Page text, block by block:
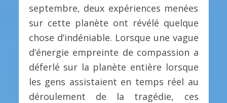
septembre, deux expériences menées
sur cette planète ont révélé quelque
chose d’indéniable. Lorsque une vague
d’énergie empreinte de compassion a
déferlé sur la planète entière lorsque
les gens assistaient en temps réel au
déroulement de la tragédie, ces